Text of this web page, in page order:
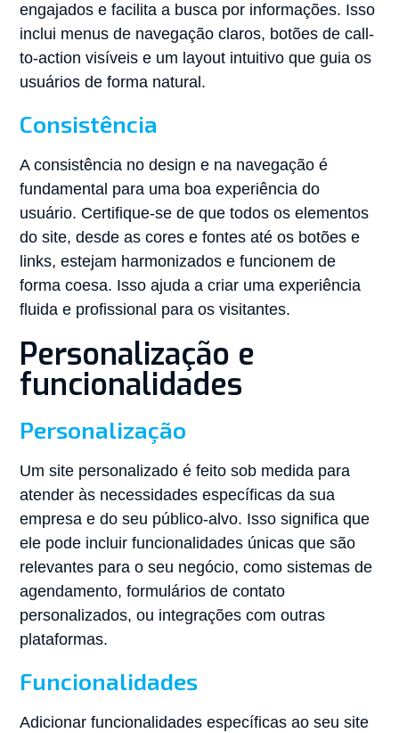
engajados e facilita a busca por informações. Isso
inclui menus de navegação claros, botões de call-
to-action visíveis e um layout intuitivo que guia os
usuários de forma natural.
Consistência
A consistência no design e na navegação é
fundamental para uma boa experiência do
usuário. Certifique-se de que todos os elementos
do site, desde as cores e fontes até os botões e
links, estejam harmonizados e funcionem de
forma coesa. Isso ajuda a criar uma experiência
fluida e profissional para os visitantes.
Personalização e
funcionalidades
Personalização
Um site personalizado é feito sob medida para
atender às necessidades específicas da sua
empresa e do seu público-alvo. Isso significa que
ele pode incluir funcionalidades únicas que são
relevantes para o seu negócio, como sistemas de
agendamento, formulários de contato
personalizados, ou integrações com outras
plataformas.
Funcionalidades
Adicionar funcionalidades específicas ao seu site